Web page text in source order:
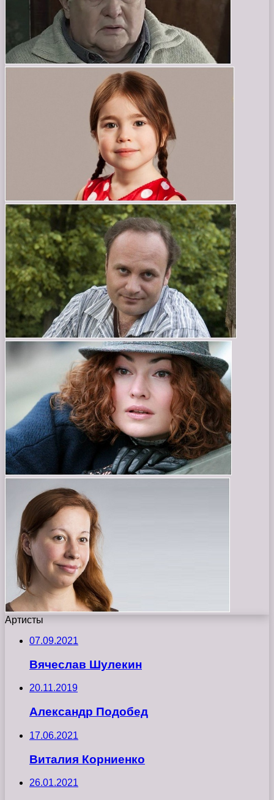
Артисты
07.09.2021
Вячеслав Шулекин
20.11.2019
Александр Подобед
17.06.2021
Виталия Корниенко
26.01.2021